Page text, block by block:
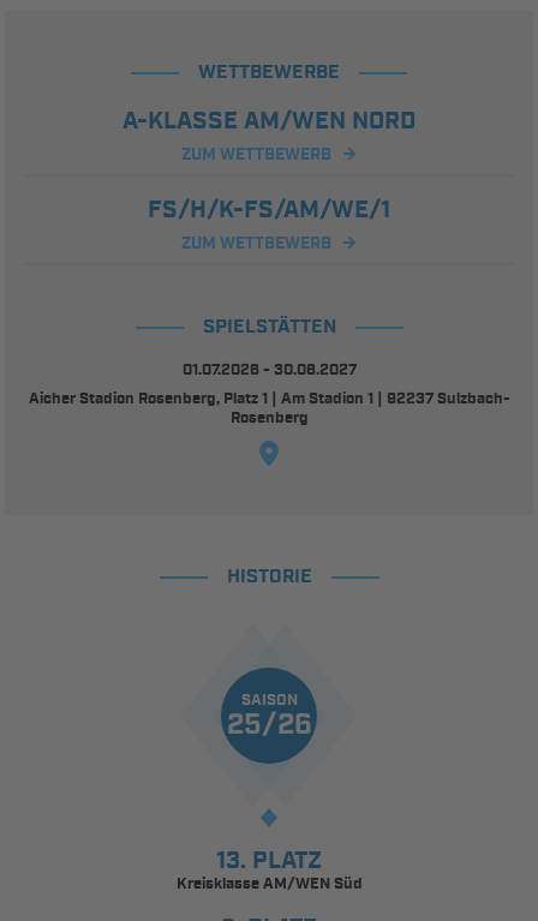
WETTBEWERBE
A-KLASSE AM/WEN NORD
ZUM WETTBEWERB
FS/H/K-FS/AM/WE/1
ZUM WETTBEWERB
SPIELSTÄTTEN
01.07.2026 - 30.06.2027
Aicher Stadion Rosenberg, Platz 1 | Am Stadion 1 | 92237 Sulzbach-
Rosenberg
HISTORIE
SAISON
25/26
13. PLATZ
Kreisklasse AM/WEN Süd